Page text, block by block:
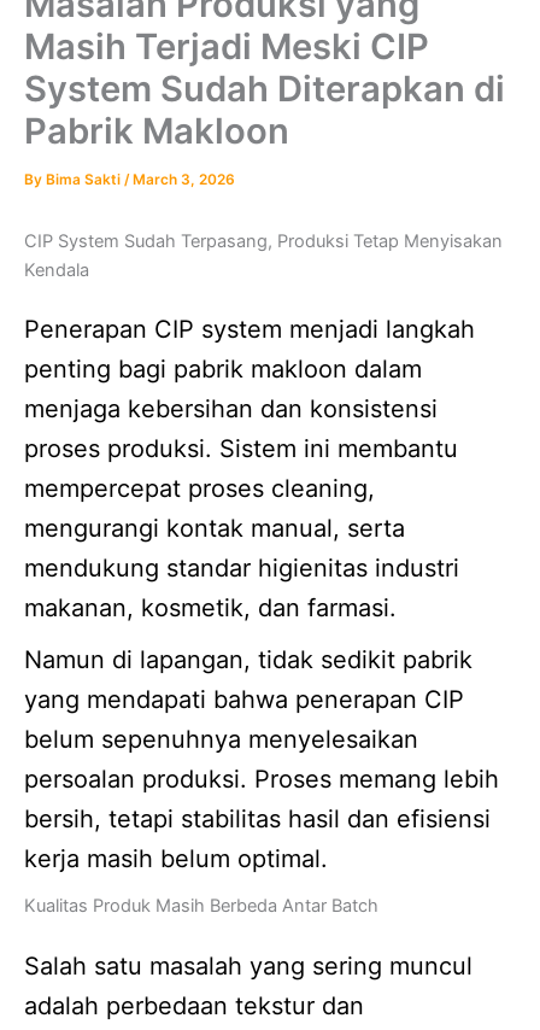
Masih Terjadi Meski CIP
System Sudah Diterapkan di
Pabrik Makloon
By Bima Sakti / March 3, 2026
CIP System Sudah Terpasang, Produksi Tetap Menyisakan
Kendala
Penerapan CIP system menjadi langkah
penting bagi pabrik makloon dalam
menjaga kebersihan dan konsistensi
proses produksi. Sistem ini membantu
mempercepat proses cleaning,
mengurangi kontak manual, serta
mendukung standar higienitas industri
makanan, kosmetik, dan farmasi.
Namun di lapangan, tidak sedikit pabrik
yang mendapati bahwa penerapan CIP
belum sepenuhnya menyelesaikan
persoalan produksi. Proses memang lebih
bersih, tetapi stabilitas hasil dan efisiensi
kerja masih belum optimal.
Kualitas Produk Masih Berbeda Antar Batch
Salah satu masalah yang sering muncul
adalah perbedaan tekstur dan